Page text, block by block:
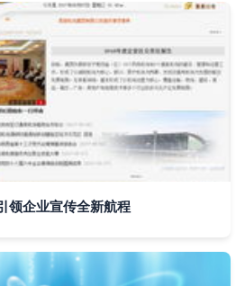
领企业宣传全新航程